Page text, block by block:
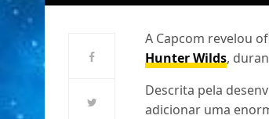
A Capcom revelou
Hunter Wilds,
Descrita pela
adicionar uma